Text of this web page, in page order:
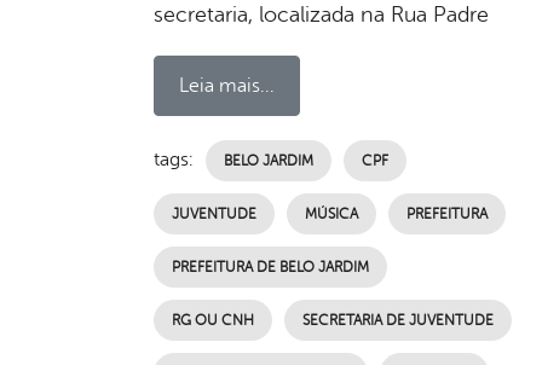
secretaria, localizada na Rua Padre
Leia mais...
tags: BELO JARDIM CPF
JUVENTUDE MÚSICA PREFEITURA
PREFEITURA DE BELO JARDIM
RG OU CNH SECRETARIA DE JUVENTUDE